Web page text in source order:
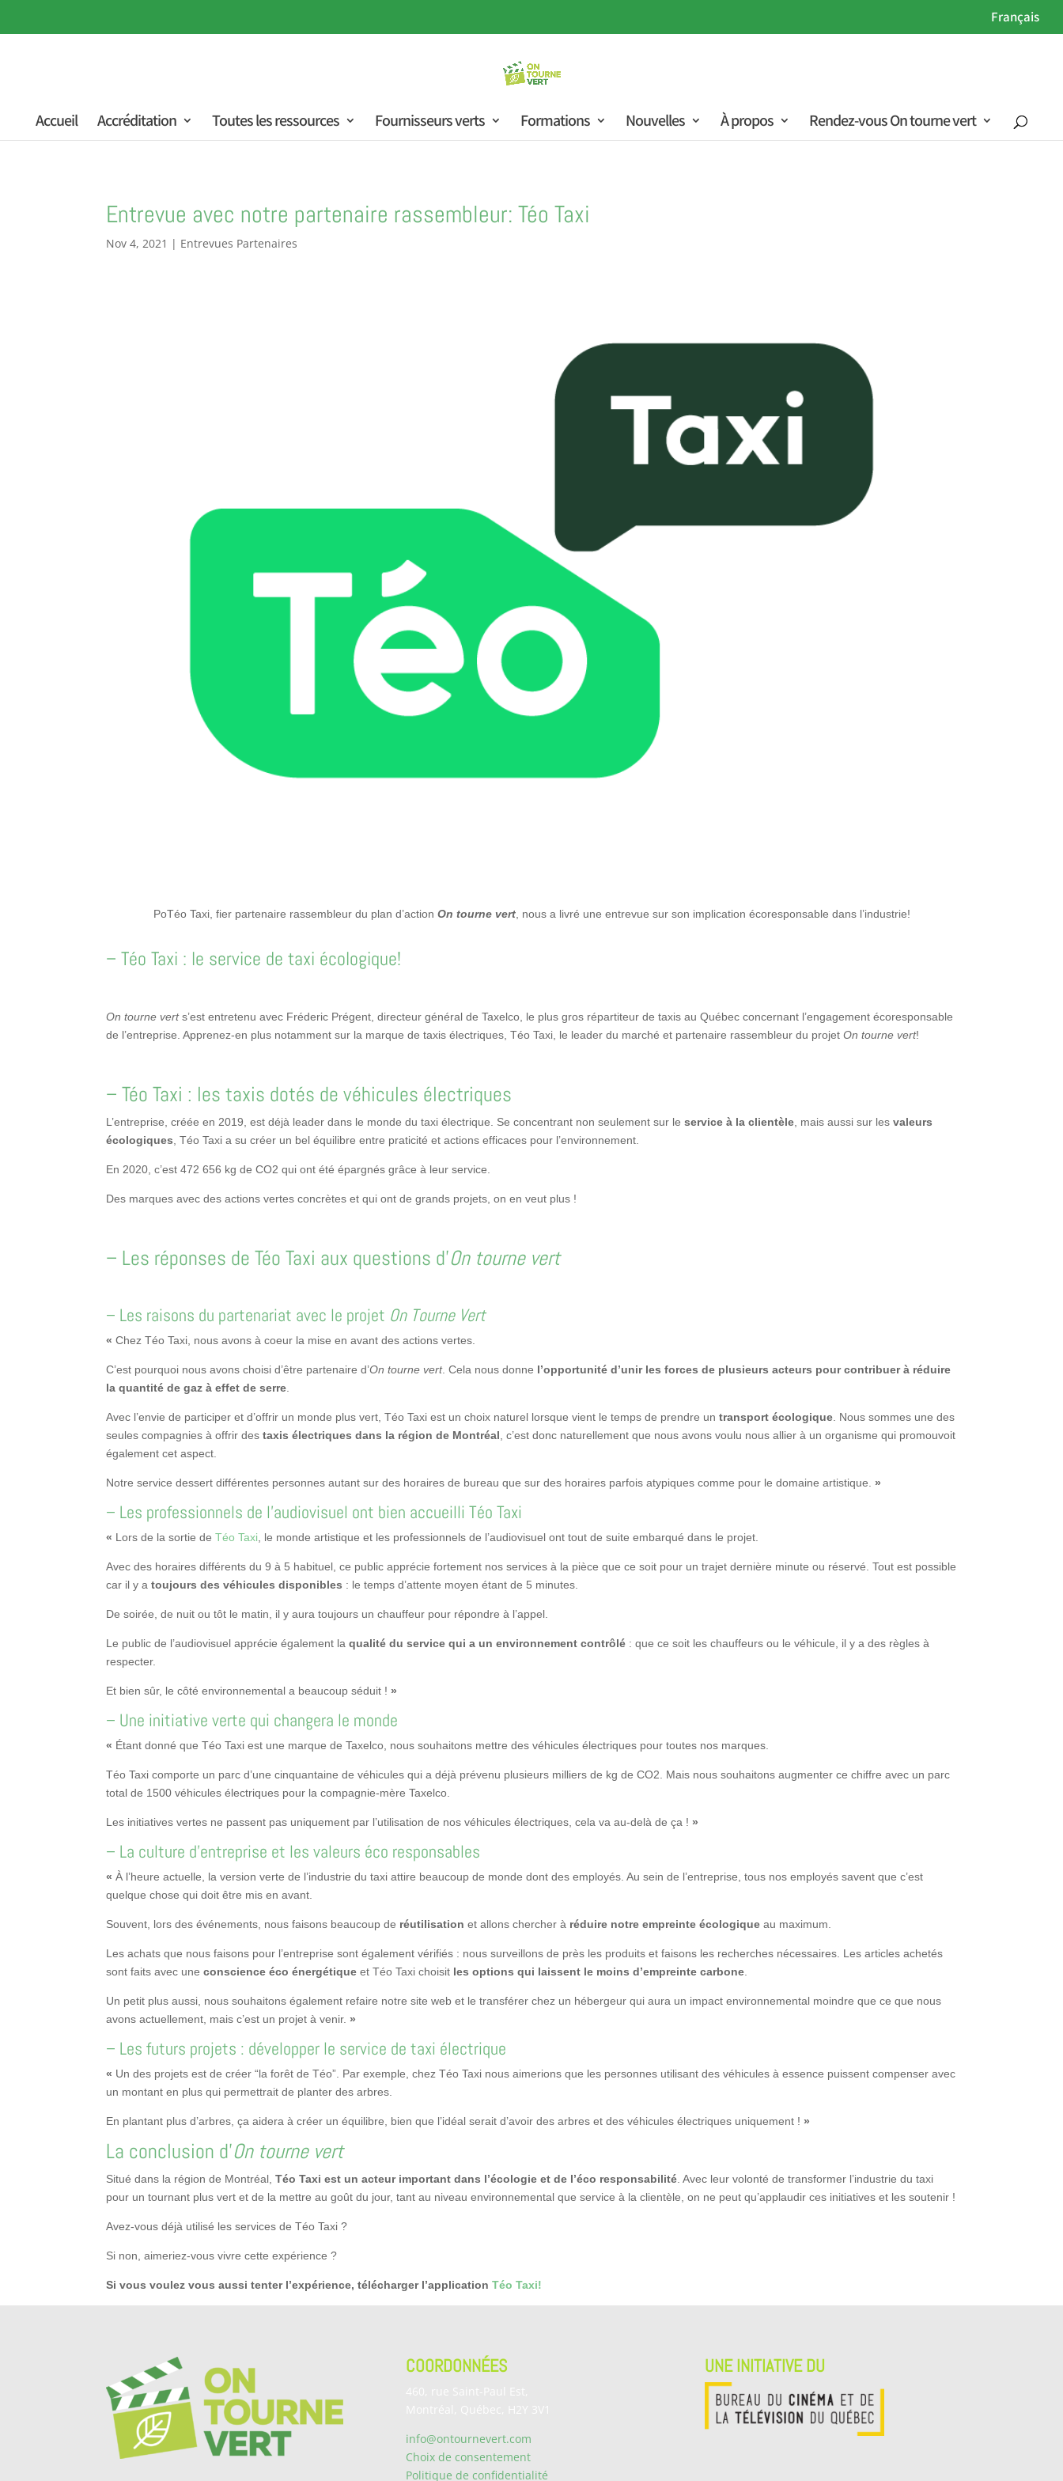
Français
Accueil Accréditation Toutes les ressources Fournisseurs verts Formations Nouvelles À propos Rendez-vous On tourne vert
Entrevue avec notre partenaire rassembleur: Téo Taxi
Nov 4, 2021 | Entrevues Partenaires
PoTéo Taxi, fier partenaire rassembleur du plan d’action On tourne vert, nous a livré une entrevue sur son implication écoresponsable dans l’industrie!
– Téo Taxi : le service de taxi écologique!
On tourne verts’est entretenu avec Fréderic Prégent, directeur général de Taxelco, le plus gros répartiteur de taxis au Québec concernant l’engagement écoresponsable
de l’entreprise. Apprenez-en plus notamment sur la marque de taxis électriques, Téo Taxi, le leader du marché et partenaire rassembleur du projetOn tourne vert!
– Téo Taxi : les taxis dotés de véhicules électriques
L’entreprise, créée en 2019, est déjà leader dans le monde du taxi électrique. Se concentrant non seulement sur leservice à la clientèle, mais aussi sur lesvaleurs
écologiques, Téo Taxi a su créer un bel équilibre entre praticité et actions efficaces pour l’environnement.
En 2020, c’est 472 656 kg de CO2 qui ont été épargnés grâce à leur service.
Des marques avec des actions vertes concrètes et qui ont de grands projets, on en veut plus !
– Les réponses de Téo Taxi aux questions d’On tourne vert
– Les raisons du partenariat avec le projet On Tourne Vert
« Chez Téo Taxi, nous avons à coeur la mise en avant des actions vertes.
C’est pourquoi nous avons choisi d’être partenaire d’On tourne vert. Cela nous donne l’opportunité d’unir les forces de plusieurs acteurs pour contribuer à réduire
la quantité de gaz à effet de serre.
Avec l’envie de participer et d’offrir un monde plus vert, Téo Taxi est un choix naturel lorsque vient le temps de prendre untransport écologique. Nous sommes une des
seules compagnies à offrir des taxis électriques dans la région de Montréal, c’est donc naturellement que nous avons voulu nous allier à un organisme qui promouvoit
également cet aspect.
Notre service dessert différentes personnes autant sur des horaires de bureau que sur des horaires parfois atypiques comme pour le domaine artistique.»
– Les professionnels de l’audiovisuel ont bien accueilli Téo Taxi
« Lors de la sortie deTéo Taxi, le monde artistique et les professionnels de l’audiovisuel ont tout de suite embarqué dans le projet.
Avec des horaires différents du 9 à 5 habituel, ce public apprécie fortement nos services à la pièce que ce soit pour un trajet dernière minute ou réservé. Tout est possible
car il y atoujours des véhicules disponibles : le temps d’attente moyen étant de 5 minutes.
De soirée, de nuit ou tôt le matin, il y aura toujours un chauffeur pour répondre à l’appel.
Le public de l’audiovisuel apprécie également laqualité du service qui a un environnement contrôlé : que ce soit les chauffeurs ou le véhicule, il y a des règles à
respecter.
Et bien sûr, le côté environnemental a beaucoup séduit !»
– Une initiative verte qui changera le monde
« Étant donné que Téo Taxi est une marque de Taxelco, nous souhaitons mettre des véhicules électriques pour toutes nos marques.
Téo Taxi comporte un parc d’une cinquantaine de véhicules qui a déjà prévenu plusieurs milliers de kg de CO2. Mais nous souhaitons augmenter ce chiffre avec un parc
total de 1500 véhicules électriques pour la compagnie-mère Taxelco.
Les initiatives vertes ne passent pas uniquement par l’utilisation de nos véhicules électriques, cela va au-delà de ça !»
– La culture d’entreprise et les valeurs éco responsables
« À l’heure actuelle, la version verte de l’industrie du taxi attire beaucoup de monde dont des employés. Au sein de l’entreprise, tous nos employés savent que c’est
quelque chose qui doit être mis en avant.
Souvent, lors des événements, nous faisons beaucoup de réutilisationet allons chercher à réduire notre empreinte écologique au maximum.
Les achats que nous faisons pour l’entreprise sont également vérifiés : nous surveillons de près les produits et faisons les recherches nécessaires. Les articles achetés
sont faits avec uneconscience éco énergétique et Téo Taxi choisit les options qui laissent le moins d’empreinte carbone.
Un petit plus aussi, nous souhaitons également refaire notre site web et le transférer chez un hébergeur qui aura un impact environnemental moindre que ce que nous
avons actuellement, mais c’est un projet à venir.»
– Les futurs projets : développer le service de taxi électrique
« Un des projets est de créer “la forêt de Téo”. Par exemple, chez Téo Taxi nous aimerions que les personnes utilisant des véhicules à essence puissent compenser avec
un montant en plus qui permettrait de planter des arbres.
En plantant plus d’arbres, ça aidera à créer un équilibre, bien que l’idéal serait d’avoir des arbres et des véhicules électriques uniquement !»
La conclusion d’On tourne vert
Situé dans la région de Montréal,Téo Taxi est un acteur important dans l’écologie et de l’éco responsabilité. Avec leur volonté de transformer l’industrie du taxi
pour un tournant plus vert et de la mettre au goût du jour, tant au niveau environnemental que service à la clientèle, on ne peut qu’applaudir ces initiatives et les soutenir !
Avez-vous déjà utilisé les services de Téo Taxi ?
Si non, aimeriez-vous vivre cette expérience ?
Si vous voulez vous aussi tenter l’expérience, télécharger l’applicationTéo Taxi!
COORDONNÉES
info@ontournevert.com
Choix de consentement
Politique de confidentialité
UNE INITIATIVE DU